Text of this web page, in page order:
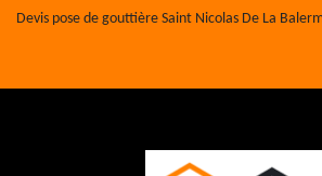
Devis pose de gouttière Saint Nicolas De La